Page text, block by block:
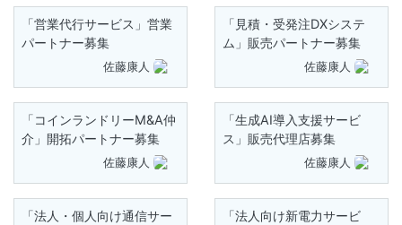
「営業代行サービス」営業
パートナー募集
佐藤康人
「見積・受発注DXシステ
ム」販売パートナー募集
佐藤康人
「コインランドリーM&A仲
介」開拓パートナー募集
佐藤康人
「生成AI導入支援サービ
ス」販売代理店募集
佐藤康人
「法人・個人向け通信サー
「法人向け新電力サービ